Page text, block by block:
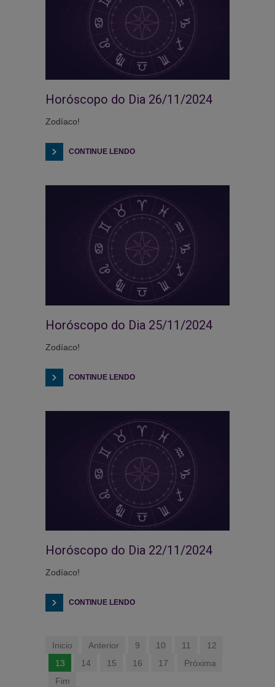
Horóscopo do Dia 26/11/2024
Zodíaco!
CONTINUE LENDO
Horóscopo do Dia 25/11/2024
Zodíaco!
CONTINUE LENDO
Horóscopo do Dia 22/11/2024
Zodíaco!
CONTINUE LENDO
Inicio Anterior 9 10 11
12
13
14 15 16 17
Próxima
Fim